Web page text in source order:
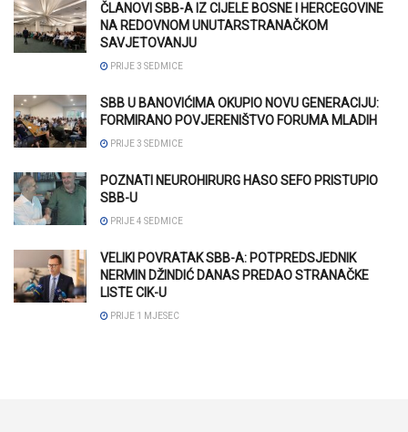
ČLANOVI SBB-A IZ CIJELE BOSNE I HERCEGOVINE
NA REDOVNOM UNUTARSTRANAČKOM
SAVJETOVANJU
PRIJE 3 SEDMICE
SBB U BANOVIĆIMA OKUPIO NOVU GENERACIJU:
FORMIRANO POVJERENIŠTVO FORUMA MLADIH
PRIJE 3 SEDMICE
POZNATI NEUROHIRURG HASO SEFO PRISTUPIO
SBB-U
PRIJE 4 SEDMICE
VELIKI POVRATAK SBB-A: POTPREDSJEDNIK
NERMIN DŽINDIĆ DANAS PREDAO STRANAČKE
LISTE CIK-U
PRIJE 1 MJESEC